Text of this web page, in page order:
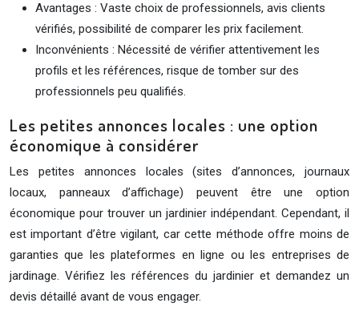
Avantages : Vaste choix de professionnels, avis clients
vérifiés, possibilité de comparer les prix facilement.
Inconvénients : Nécessité de vérifier attentivement les
profils et les références, risque de tomber sur des
professionnels peu qualifiés.
Les petites annonces locales : une option
économique à considérer
Les petites annonces locales (sites d’annonces, journaux
locaux, panneaux d’affichage) peuvent être une option
économique pour trouver un jardinier indépendant. Cependant, il
est important d’être vigilant, car cette méthode offre moins de
garanties que les plateformes en ligne ou les entreprises de
jardinage. Vérifiez les références du jardinier et demandez un
devis détaillé avant de vous engager.